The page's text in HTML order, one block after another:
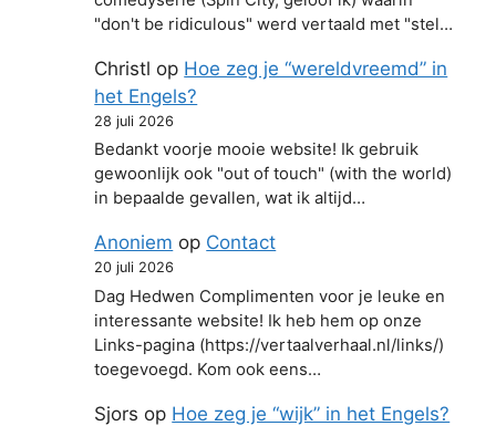
"don't be ridiculous" werd vertaald met "stel…
Christl op Hoe zeg je “wereldvreemd” in
het Engels?
28 juli 2026
Bedankt voorje mooie website! Ik gebruik
gewoonlijk ook "out of touch" (with the world)
in bepaalde gevallen, wat ik altijd…
Anoniem op Contact
20 juli 2026
Dag Hedwen Complimenten voor je leuke en
interessante website! Ik heb hem op onze
Links-pagina (https://vertaalverhaal.nl/links/)
toegevoegd. Kom ook eens…
Sjors op Hoe zeg je “wijk” in het Engels?